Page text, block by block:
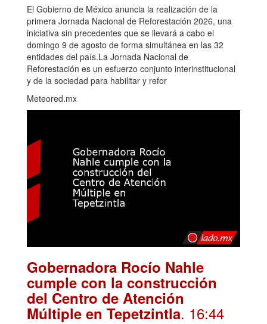
El Gobierno de México anuncia la realización de la
primera Jornada Nacional de Reforestación 2026, una
iniciativa sin precedentes que se llevará a cabo el
domingo 9 de agosto de forma simultánea en las 32
entidades del país.La Jornada Nacional de
Reforestación es un esfuerzo conjunto interinstitucional
y de la sociedad para habilitar y refor
Meteored.mx
Gobernadora Rocío Nahle
cumple con la construcción
del Centro de Atención
Múltiple en Tepetzintla. 16:44